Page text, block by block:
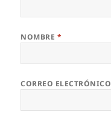
NOMBRE *
CORREO ELECTRÓNICO